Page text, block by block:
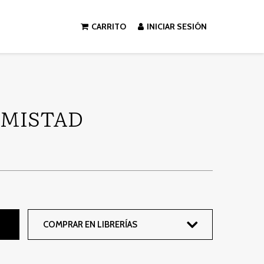
CARRITO INICIAR SESIÓN
COMPRAR EN LIBRERÍAS